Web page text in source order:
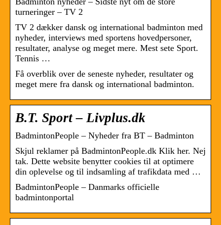
turneringer – TV 2
TV 2 dækker dansk og international badminton med
nyheder, interviews med sportens hovedpersoner,
resultater, analyse og meget mere. Mest sete Sport.
Tennis …
Få overblik over de seneste nyheder, resultater og
meget mere fra dansk og international badminton.
B.T. Sport – Livplus.dk
BadmintonPeople – Nyheder fra BT – Badminton
Skjul reklamer på BadmintonPeople.dk Klik her. Nej
tak. Dette website benytter cookies til at optimere
din oplevelse og til indsamling af trafikdata med …
BadmintonPeople – Danmarks officielle
badmintonportal